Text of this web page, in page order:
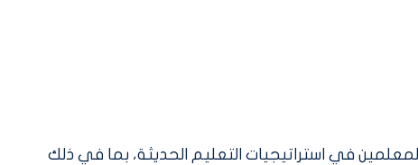
في استراتيجيات التعليم الحديثة، بما في ذلك